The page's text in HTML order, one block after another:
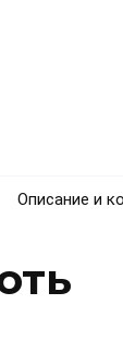
Описание и